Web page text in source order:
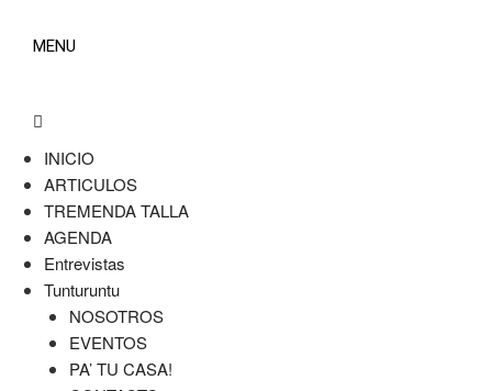
MENU
INICIO
ARTICULOS
TREMENDA TALLA
AGENDA
Entrevistas
Tunturuntu
NOSOTROS
EVENTOS
PA’ TU CASA!